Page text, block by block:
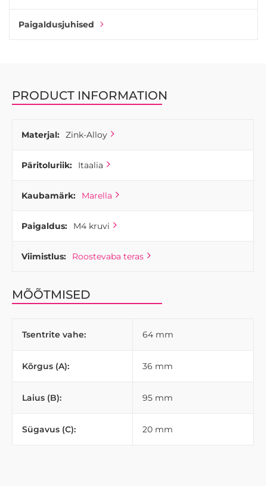
Paigaldusjuhised
PRODUCT INFORMATION
Materjal: Zink-Alloy
Päritoluriik: Itaalia
Kaubamärk: Marella
Paigaldus: M4 kruvi
Viimistlus: Roostevaba teras
MÕÕTMISED
Tsentrite vahe: 64 mm
Kõrgus (A): 36 mm
Laius (B): 95 mm
Sügavus (C): 20 mm